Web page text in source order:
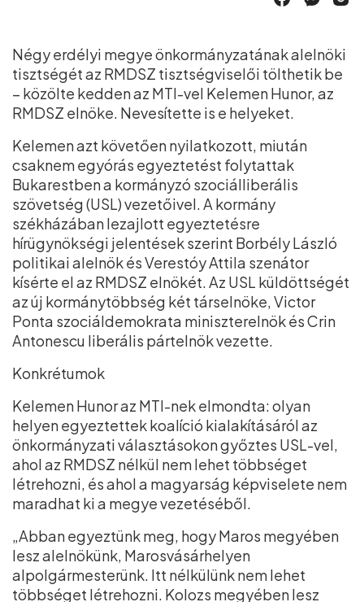
Négy erdélyi megye önkormányzatának alelnöki
tisztségét az RMDSZ tisztségviselői tölthetik be
– közölte kedden az MTI-vel Kelemen Hunor, az
RMDSZ elnöke. Nevesítette is e helyeket.
Kelemen azt követően nyilatkozott, miután
csaknem egyórás egyeztetést folytattak
Bukarestben a kormányzó szociálliberális
szövetség (USL) vezetőivel. A kormány
székházában lezajlott egyeztetésre
hírügynökségi jelentések szerint Borbély László
politikai alelnök és Verestóy Attila szenátor
kísérte el az RMDSZ elnökét. Az USL küldöttségét
az új kormánytöbbség két társelnöke, Victor
Ponta szociáldemokrata miniszterelnök és Crin
Antonescu liberális pártelnök vezette.
Konkrétumok
Kelemen Hunor az MTI-nek elmondta: olyan
helyen egyeztettek koalíció kialakításáról az
önkormányzati választásokon győztes USL-vel,
ahol az RMDSZ nélkül nem lehet többséget
létrehozni, és ahol a magyarság képviselete nem
maradhat ki a megye vezetéséből.
„Abban egyeztünk meg, hogy Maros megyében
lesz alelnökünk, Marosvásárhelyen
alpolgármesterünk. Itt nélkülünk nem lehet
többséget létrehozni. Kolozs megyében lesz